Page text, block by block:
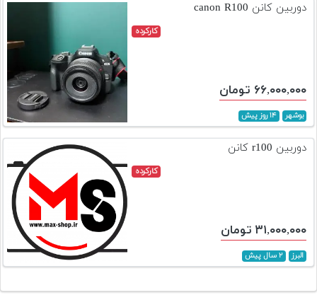
دوربین کانن canon R100
کارکرده
۶۶,۰۰۰,۰۰۰ تومان
بوشهر ۱۴ روز پیش
دوربین r100 کانن
کارکرده
۳۱,۰۰۰,۰۰۰ تومان
البرز ۲ سال پیش